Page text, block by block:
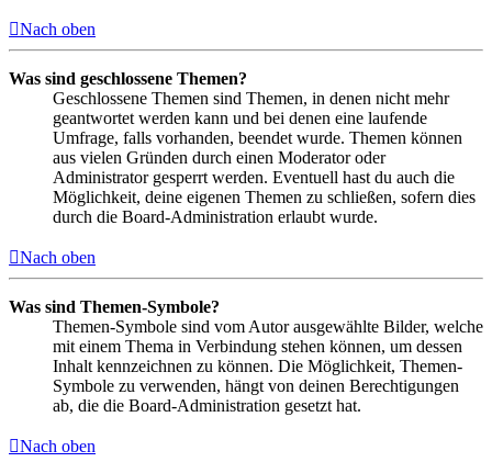
Nach oben
Was sind geschlossene Themen?
Geschlossene Themen sind Themen, in denen nicht mehr
geantwortet werden kann und bei denen eine laufende
Umfrage, falls vorhanden, beendet wurde. Themen können
aus vielen Gründen durch einen Moderator oder
Administrator gesperrt werden. Eventuell hast du auch die
Möglichkeit, deine eigenen Themen zu schließen, sofern dies
durch die Board-Administration erlaubt wurde.
Nach oben
Was sind Themen-Symbole?
Themen-Symbole sind vom Autor ausgewählte Bilder, welche
mit einem Thema in Verbindung stehen können, um dessen
Inhalt kennzeichnen zu können. Die Möglichkeit, Themen-
Symbole zu verwenden, hängt von deinen Berechtigungen
ab, die die Board-Administration gesetzt hat.
Nach oben